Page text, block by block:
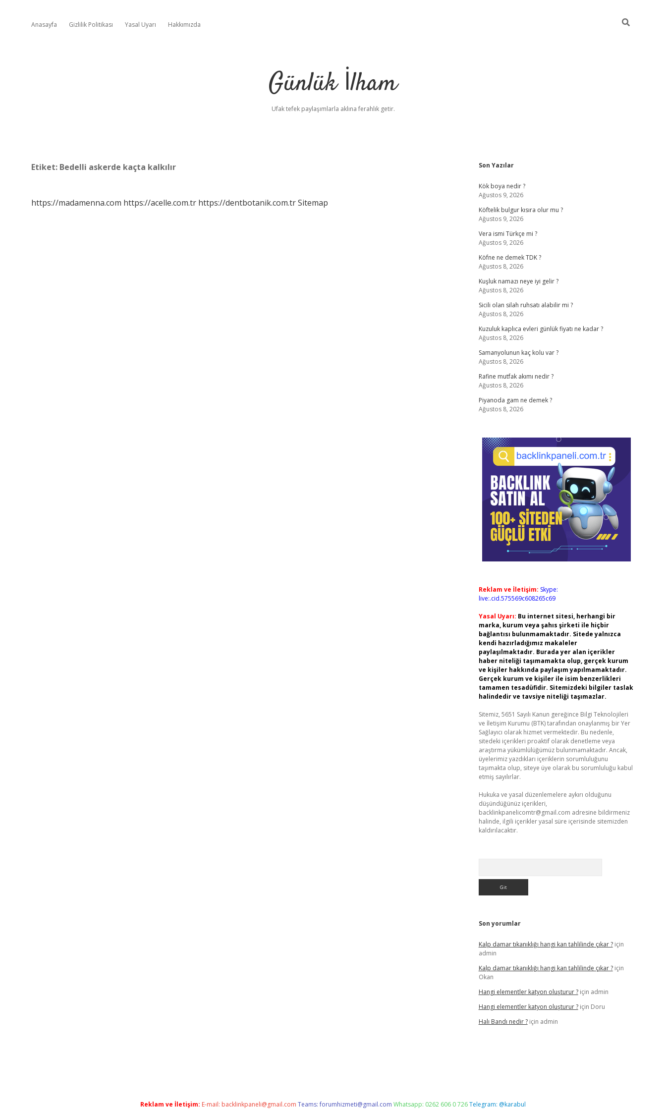
Anasayfa Gizlilik Politikası Yasal Uyarı Hakkımızda
Günlük İlham
Ufak tefek paylaşımlarla aklına ferahlık getir.
Etiket: Bedelli askerde kaçta kalkılır
https://madamenna.com https://acelle.com.tr https://dentbotanik.com.trSitemap
Sidebar
Son Yazılar
Kök boya nedir ?
Ağustos 9, 2026
Köftelik bulgur kısıra olur mu ?
Ağustos 9, 2026
Vera ismi Türkçe mi ?
Ağustos 9, 2026
Köfne ne demek TDK ?
Ağustos 8, 2026
Kuşluk namazı neye iyi gelir ?
Ağustos 8, 2026
Sicili olan silah ruhsatı alabilir mi ?
Ağustos 8, 2026
Kuzuluk kaplıca evleri günlük fiyatı ne kadar ?
Ağustos 8, 2026
Samanyolunun kaç kolu var ?
Ağustos 8, 2026
Rafine mutfak akımı nedir ?
Ağustos 8, 2026
Piyanoda gam ne demek ?
Ağustos 8, 2026
Reklam ve İletişim: Skype:
live:.cid.575569c608265c69
Yasal Uyarı: Bu internet sitesi, herhangi bir
marka, kurum veya şahıs şirketi ile hiçbir
bağlantısı bulunmamaktadır. Sitede yalnızca
kendi hazırladığımız makaleler
paylaşılmaktadır. Burada yer alan içerikler
haber niteliği taşımamakta olup, gerçek kurum
ve kişiler hakkında paylaşım yapılmamaktadır.
Gerçek kurum ve kişiler ile isim benzerlikleri
tamamen tesadüfidir. Sitemizdeki bilgiler taslak
halindedir ve tavsiye niteliği taşımazlar.
Sitemiz, 5651 Sayılı Kanun gereğince Bilgi Teknolojileri
ve İletişim Kurumu (BTK) tarafından onaylanmış bir Yer
Sağlayıcı olarak hizmet vermektedir. Bu nedenle,
sitedeki içerikleri proaktif olarak denetleme veya
araştırma yükümlülüğümüz bulunmamaktadır. Ancak,
üyelerimiz yazdıkları içeriklerin sorumluluğunu
taşımakta olup, siteye üye olarak bu sorumluluğu kabul
etmiş sayılırlar.
Hukuka ve yasal düzenlemelere aykırı olduğunu
düşündüğünüz içerikleri,
backlinkpanelicomtr@gmail.com adresine bildirmeniz
halinde, ilgili içerikler yasal süre içerisinde sitemizden
kaldırılacaktır.
Son yorumlar
Kalp damar tıkanıklığı hangi kan tahlilinde çıkar ?için
admin
Kalp damar tıkanıklığı hangi kan tahlilinde çıkar ?için
Okan
Hangi elementler katyon oluşturur ?için admin
Hangi elementler katyon oluşturur ?için Doru
Halı Bandı nedir ?için admin
Reklam ve İletişim: E-mail: backlinkpaneli@gmail.com Teams:forumhizmeti@gmail.com Whatsapp: 0262 606 0 726Telegram: @karabul